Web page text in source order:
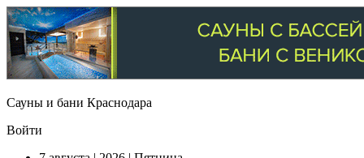
Сауны и бани Краснодара
Войти